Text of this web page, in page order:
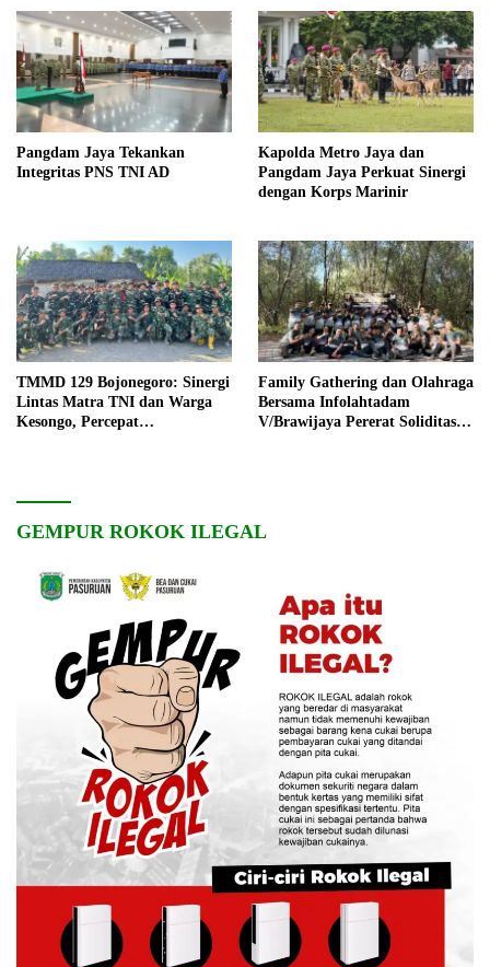
Pangdam Jaya Tekankan
Integritas PNS TNI AD
Kapolda Metro Jaya dan
Pangdam Jaya Perkuat Sinergi
dengan Korps Marinir
TMMD 129 Bojonegoro: Sinergi
Lintas Matra TNI dan Warga
Kesongo, Percepat
Family Gathering dan Olahraga
Bersama Infolahtadam
V/Brawijaya Pererat Soliditas
GEMPUR ROKOK ILEGAL